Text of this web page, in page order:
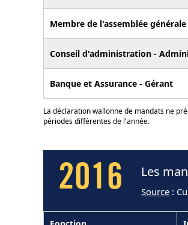
Membre de l'assemblée générale
Conseil d'administration -
Banque et Assurance - Gérant
La déclaration wallonne de mandats ne
périodes différentes de l'année.
2016 Les
Source :